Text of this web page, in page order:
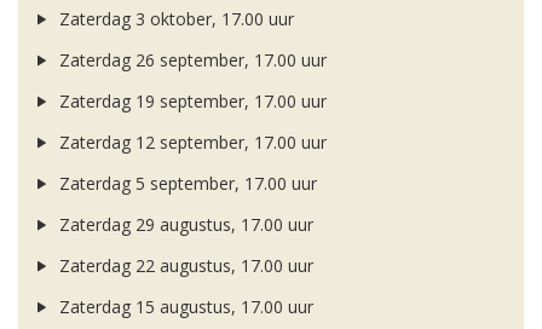
Zaterdag 3 oktober, 17.00 uur
Zaterdag 26 september, 17.00 uur
Zaterdag 19 september, 17.00 uur
Zaterdag 12 september, 17.00 uur
Zaterdag 5 september, 17.00 uur
Zaterdag 29 augustus, 17.00 uur
Zaterdag 22 augustus, 17.00 uur
Zaterdag 15 augustus, 17.00 uur